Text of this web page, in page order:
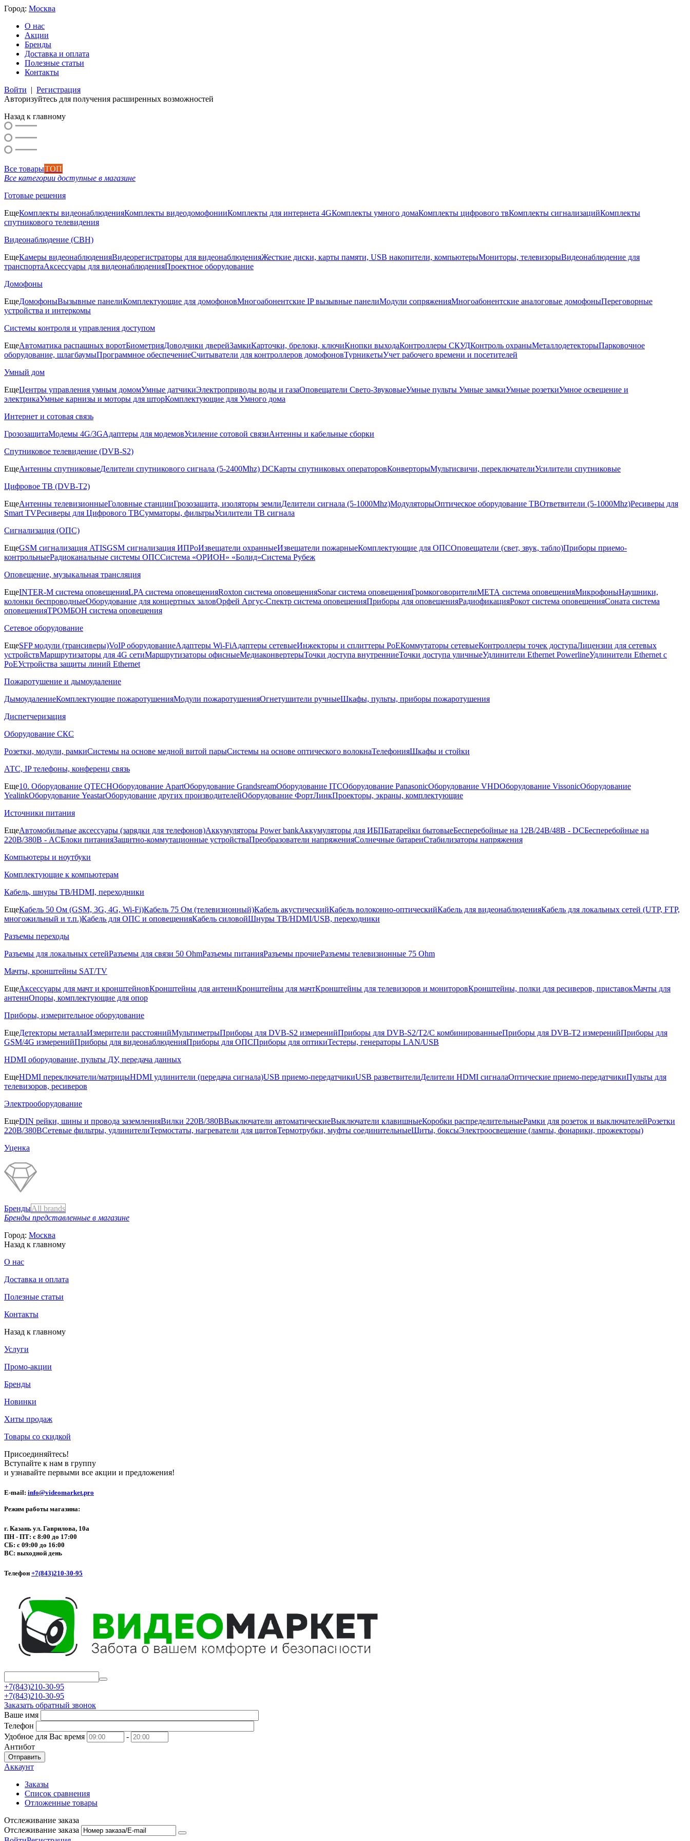
Город: Москва
О нас
Акции
Бренды
Доставка и оплата
Полезные статьи
Контакты
Войти | Регистрация
Авторизуйтесь для получения расширенных возможностей
Назад к главному
Все товарыТОП
Все категории доступные в магазине
Готовые решения
ЕщеКомплекты видеонаблюденияКомплекты видеодомофонииКомплекты для интернета 4GКомплекты умного домаКомплекты цифрового твКомплекты сигнализацийКомплекты
спутникового телевидения
Видеонаблюдение (СВН)
ЕщеКамеры видеонаблюденияВидеорегистраторы для видеонаблюденияЖесткие диски, карты памяти, USB накопители, компьютерыМониторы, телевизорыВидеонаблюдение для
транспортаАксессуары для видеонаблюденияПроектное оборудование
Домофоны
ЕщеДомофоныВызывные панелиКомплектующие для домофоновМногоабонентские IP вызывные панелиМодули сопряженияМногоабонентские аналоговые домофоныПереговорные
устройства и интеркомы
Системы контроля и управления доступом
ЕщеАвтоматика распашных воротБиометрияДоводчики дверейЗамкиКарточки, брелоки, ключиКнопки выходаКонтроллеры СКУДКонтроль охраныМеталлодетекторыПарковочное
оборудование, шлагбаумыПрограммное обеспечениеСчитыватели для контроллеров домофоновТурникетыУчет рабочего времени и посетителей
Умный дом
ЕщеЦентры управления умным домомУмные датчикиЭлектроприводы воды и газаОповещатели Свето-ЗвуковыеУмные пульты Умные замкиУмные розеткиУмное освещение и
электрикаУмные карнизы и моторы для шторКомплектующие для Умного дома
Интернет и сотовая связь
ГрозозащитаМодемы 4G/3GАдаптеры для модемовУсиление сотовой связиАнтенны и кабельные сборки
Спутниковое телевидение (DVB-S2)
ЕщеАнтенны спутниковыеДелители спутникового сигнала (5-2400Mhz) DCКарты спутниковых операторовКонверторыМультисвичи, переключателиУсилители спутниковые
Цифровое ТВ (DVB-T2)
ЕщеАнтенны телевизионныеГоловные станцииГрозозащита, изоляторы землиДелители сигнала (5-1000Mhz)МодуляторыОптическое оборудование ТВОтветвители (5-1000Mhz)Ресиверы для
Smart TVРесиверы для Цифрового ТВСумматоры, фильтрыУсилители ТВ сигнала
Сигнализация (ОПС)
ЕщеGSM сигнализация ATISGSM сигнализация ИПРоИзвещатели охранныеИзвещатели пожарныеКомплектующие для ОПСОповещатели (свет, звук, табло)Приборы приемо-
контрольныеРадиоканальные системы ОПССистема «ОРИОН» «Болид»Система Рубеж
Оповещение, музыкальная трансляция
ЕщеINTER-M система оповещенияLPA система оповещенияRoxton система оповещенияSonar система оповещенияГромкоговорителиМЕТА система оповещенияМикрофоныНаушники,
колонки беспроводныеОборудование для концертных заловОрфей Аргус-Спектр система оповещенияПриборы для оповещенияРадиофикацияРокот система оповещенияСоната система
оповещенияТРОМБОН система оповещения
Сетевое оборудование
ЕщеSFP модули (трансиверы)VoIP оборудованиеАдаптеры Wi-FiАдаптеры сетевыеИнжекторы и сплиттеры РоЕКоммутаторы сетевыеКонтроллеры точек доступаЛицензии для сетевых
устройствМаршрутизаторы для 4G сетиМаршрутизаторы офисныеМедиаконвертерыТочки доступа внутренниеТочки доступа уличныеУдлинители Ethernet PowerlineУдлинители Ethernet с
PoEУстройства защиты линий Ethernet
Пожаротушение и дымоудаление
ДымоудалениеКомплектующие пожаротушенияМодули пожаротушенияОгнетушители ручныеШкафы, пульты, приборы пожаротушения
Диспетчеризация
Оборудование СКС
Розетки, модули, рамкиСистемы на основе медной витой парыСистемы на основе оптического волокнаТелефонияШкафы и стойки
АТС, IP телефоны, конференц связь
Еще10. Оборудование QTECHОборудование ApartОборудование GrandsreamОборудование ITCОборудование PanasonicОборудование VHDОборудование VissonicОборудование
YealinkОборудование YeastarОборудование других производителейОборудование ФортЛинкПроекторы, экраны, комплектующие
Источники питания
ЕщеАвтомобильные аксессуары (зарядки для телефонов)Аккумуляторы Power bankАккумуляторы для ИБПБатарейки бытовыеБесперебойные на 12В/24В/48В - DCБесперебойные на
220В/380В - ACБлоки питанияЗащитно-коммутационные устройстваПреобразователи напряженияСолнечные батареиСтабилизаторы напряжения
Компьютеры и ноутбуки
Комплектующие к компьютерам
Кабель, шнуры ТВ/HDMI, переходники
ЕщеКабель 50 Ом (GSM, 3G, 4G, Wi-Fi)Кабель 75 Ом (телевизионный)Кабель акустическийКабель волоконно-оптическийКабель для видеонаблюденияКабель для локальных сетей (UTP, FTP,
многожильный и т.п.)Кабель для ОПС и оповещенияКабель силовойШнуры ТВ/HDMI/USB, переходники
Разъемы переходы
Разъемы для локальных сетейРазъемы для связи 50 OhmРазъемы питанияРазъемы прочиеРазъемы телевизионные 75 Ohm
Мачты, кронштейны SAT/TV
ЕщеАксессуары для мачт и кронштейновКронштейны для антеннКронштейны для мачтКронштейны для телевизоров и мониторовКронштейны, полки для ресиверов, приставокМачты для
антеннОпоры, комплектующие для опор
Приборы, измерительное оборудование
ЕщеДетекторы металлаИзмерители расстоянийМультиметрыПриборы для DVB-S2 измеренийПриборы для DVB-S2/T2/C комбинированныеПриборы для DVB-T2 измеренийПриборы для
GSM/4G измеренийПриборы для видеонаблюденияПриборы для ОПСПриборы для оптикиТестеры, генераторы LAN/USB
HDMI оборудование, пульты ДУ, передача данных
ЕщеHDMI переключатели/матрицыHDMI удлинители (передача сигнала)USB приемо-передатчикиUSB разветвителиДелители HDMI сигналаОптические приемо-передатчикиПульты для
телевизоров, ресиверов
Электрооборудование
ЕщеDIN рейки, шины и провода заземленияВилки 220В/380ВВыключатели автоматическиеВыключатели клавишныеКоробки распределительныеРамки для розеток и выключателейРозетки
220В/380ВСетевые фильтры, удлинителиТермостаты, нагреватели для щитовТермотрубки, муфты соединительныеЩиты, боксыЭлектроосвещение (лампы, фонарики, прожекторы)
Уценка
БрендыAll brands
Бренды представленные в магазине
Город: Москва
Назад к главному
О нас
Доставка и оплата
Полезные статьи
Контакты
Назад к главному
Услуги
Промо-акции
Бренды
Новинки
Хиты продаж
Товары со скидкой
Присоединяйтесь!
Вступайте к нам в группу
и узнавайте первыми все акции и предложения!
E-mail: info@videomarket.pro
Режим работы магазина:
г. Казань ул. Гаврилова, 10а
ПН - ПТ: с 8:00 до 17:00
СБ: с 09:00 до 16:00
ВС: выходной день
Телефон +7(843)210-30-95
+7(843)210-30-95
+7(843)210-30-95
Заказать обратный звонок
Ваше имя
Телефон
Удобное для Вас время
-
Антибот
Отправить
Аккаунт
Заказы
Список сравнения
Отложенные товары
Отслеживание заказа
Отслеживание заказа